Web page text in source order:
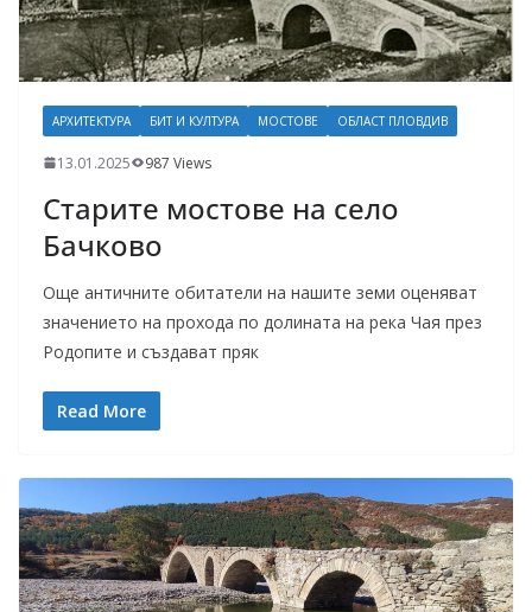
АРХИТЕКТУРА БИТ И КУЛТУРА МОСТОВЕ ОБЛАСТ ПЛОВДИВ
13.01.2025 987 Views
Старите мостове на село
Бачково
Още античните обитатели на нашите земи оценяват
значението на прохода по долината на река Чая през
Родопите и създават пряк
Read More